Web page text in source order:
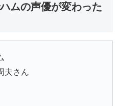
ムの声優が変わった
夫さん